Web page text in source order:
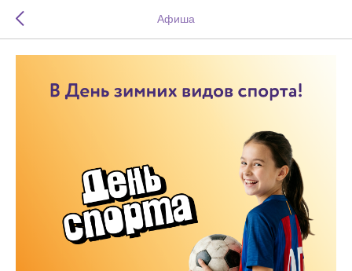
Афиша